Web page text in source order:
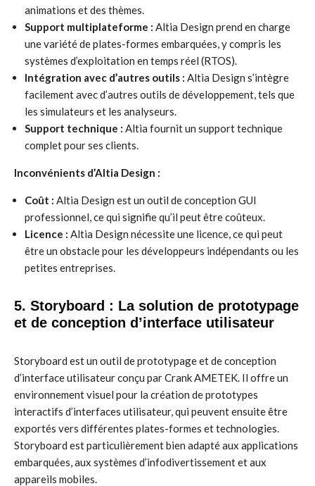
animations et des thèmes.
Support multiplateforme : Altia Design prend en charge
une variété de plates-formes embarquées, y compris les
systèmes d’exploitation en temps réel (RTOS).
Intégration avec d’autres outils : Altia Design s’intègre
facilement avec d’autres outils de développement, tels que
les simulateurs et les analyseurs.
Support technique : Altia fournit un support technique
complet pour ses clients.
Inconvénients d’Altia Design :
Coût : Altia Design est un outil de conception GUI
professionnel, ce qui signifie qu’il peut être coûteux.
Licence : Altia Design nécessite une licence, ce qui peut
être un obstacle pour les développeurs indépendants ou les
petites entreprises.
5. Storyboard : La solution de prototypage
et de conception d’interface utilisateur
Storyboard est un outil de prototypage et de conception
d’interface utilisateur conçu par Crank AMETEK. Il offre un
environnement visuel pour la création de prototypes
interactifs d’interfaces utilisateur, qui peuvent ensuite être
exportés vers différentes plates-formes et technologies.
Storyboard est particulièrement bien adapté aux applications
embarquées, aux systèmes d’infodivertissement et aux
appareils mobiles.